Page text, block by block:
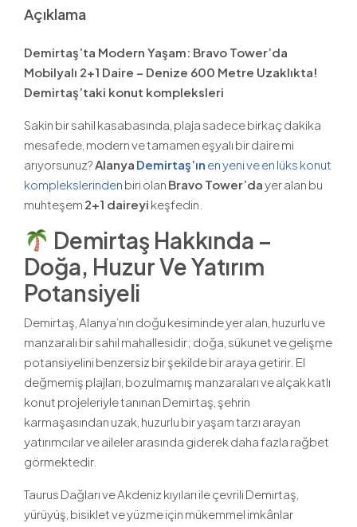
Açıklama
Demirtaş’ta Modern Yaşam: Bravo Tower’da
Mobilyalı 2+1 Daire – Denize 600 Metre Uzaklıkta!
Demirtaş’taki konut kompleksleri
Sakin bir sahil kasabasında, plaja sadece birkaç dakika
mesafede, modern ve tamamen eşyalı bir daire mi
arıyorsunuz?Alanya Demirtaş’ın en yeni ve en lüks konut
komplekslerinden biri olan Bravo Tower’dayer alan bu
muhteşem 2+1 daireyi keşfedin.
Demirtaş Hakkında –
Doğa, Huzur Ve Yatırım
Potansiyeli
Demirtaş, Alanya’nın doğu kesiminde yer alan, huzurlu ve
manzaralı bir sahil mahallesidir; doğa, sükunet ve gelişme
potansiyelini benzersiz bir şekilde bir araya getirir. El
değmemiş plajları, bozulmamış manzaraları ve alçak katlı
konut projeleriyle tanınan Demirtaş, şehrin
karmaşasından uzak, huzurlu bir yaşam tarzı arayan
yatırımcılar ve aileler arasında giderek daha fazla rağbet
görmektedir.
Taurus Dağları ve Akdeniz kıyıları ile çevrili Demirtaş,
yürüyüş, bisiklet ve yüzme için mükemmel imkânlar